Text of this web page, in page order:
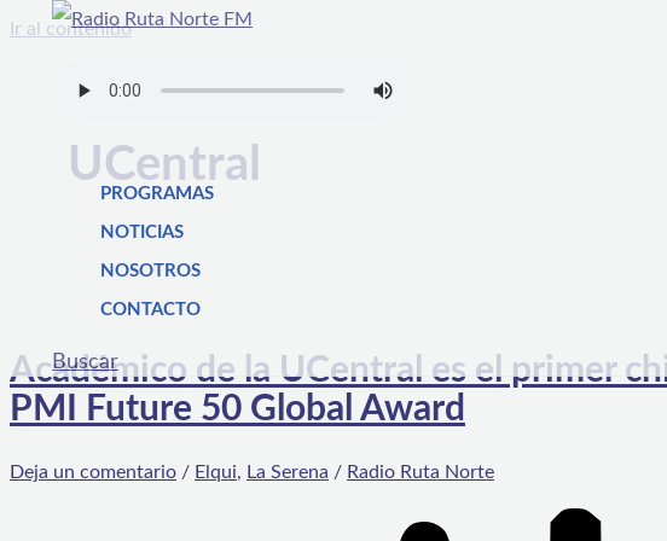
Ir al contenido
PROGRAMAS
NOTICIAS
NOSOTROS
CONTACTO
Buscar
UCentral
Académico de la UCentral es el primer
PMI Future 50 Global Award
Deja un comentario / Elqui, La Serena / Radio Ruta Norte